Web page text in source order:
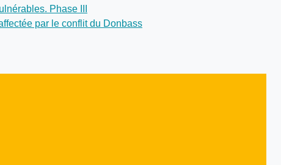
Phase III
par le conflit du Donbass